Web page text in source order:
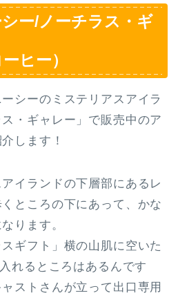
ー/ノーチラス・ギ
ヒー）
シーのミステリアスアイラ
・ギャレー」で販売中のア
します！
イランドの下層部にあるレ
ところの下にあって、かな
ります。
ギフト」横の山肌に空いた
れるところはあるんです
ストさんが立って出口専用